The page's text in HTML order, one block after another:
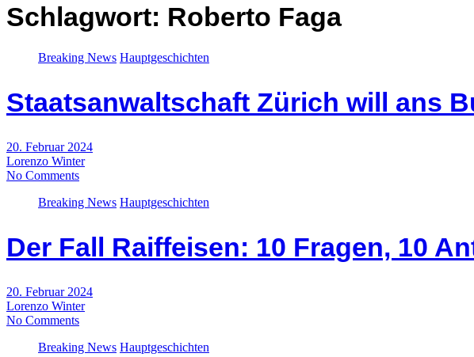
Schlagwort: Roberto Faga
Breaking News Hauptgeschichten
Staatsanwaltschaft Zürich will ans
20. Februar 2024
Lorenzo Winter
No Comments
Breaking News Hauptgeschichten
Der Fall Raiffeisen: 10 Fragen, 10
20. Februar 2024
Lorenzo Winter
No Comments
Breaking News Hauptgeschichten